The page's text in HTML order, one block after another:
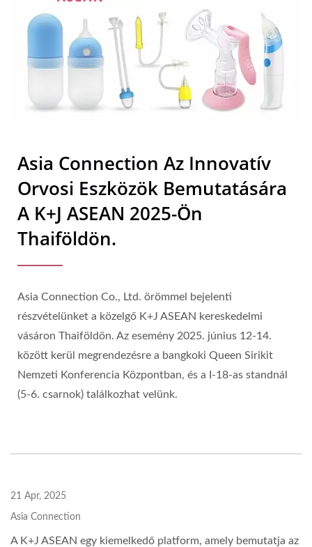
Asia Connection Az Innovatív
Orvosi Eszközök Bemutatására
A K+J ASEAN 2025-Ön
Thaiföldön.
Asia Connection Co., Ltd. örömmel bejelenti
részvételünket a közelgő K+J ASEAN kereskedelmi
vásáron Thaiföldön. Az esemény 2025. június 12-14.
között kerül megrendezésre a bangkoki Queen Sirikit
Nemzeti Konferencia Központban, és a I-18-as standnál
(5-6. csarnok) találkozhat velünk.
21 Apr, 2025
Asia Connection
A K+J ASEAN egy kiemelkedő platform, amely bemutatja az